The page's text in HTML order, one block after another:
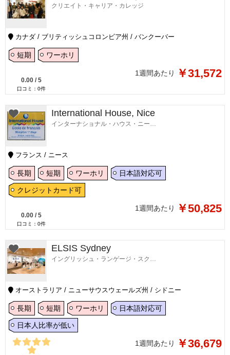
クリエイト・キャリア・カレッジ
カナダ / ブリティッシュコロンビア州 / バンクーバー
短期 ワーホリ
0.00 / 5
口コミ： 0件
1週間あたり ￥31,572
International House, Nice
インターナショナル・ハウス・ニース校
フランス / ニース
長期 短期 ワーホリ 日本語対応可
クレジットカード可
0.00 / 5
口コミ： 0件
1週間あたり ￥50,825
ELSIS Sydney
イングリッシュ・ランゲージ・スクール・イン・シドニー
オーストラリア / ニューサウスウェールズ州 / シドニー
長期 短期 ワーホリ 日本語対応可
日本人比率が低い
1週間あたり ￥36,679